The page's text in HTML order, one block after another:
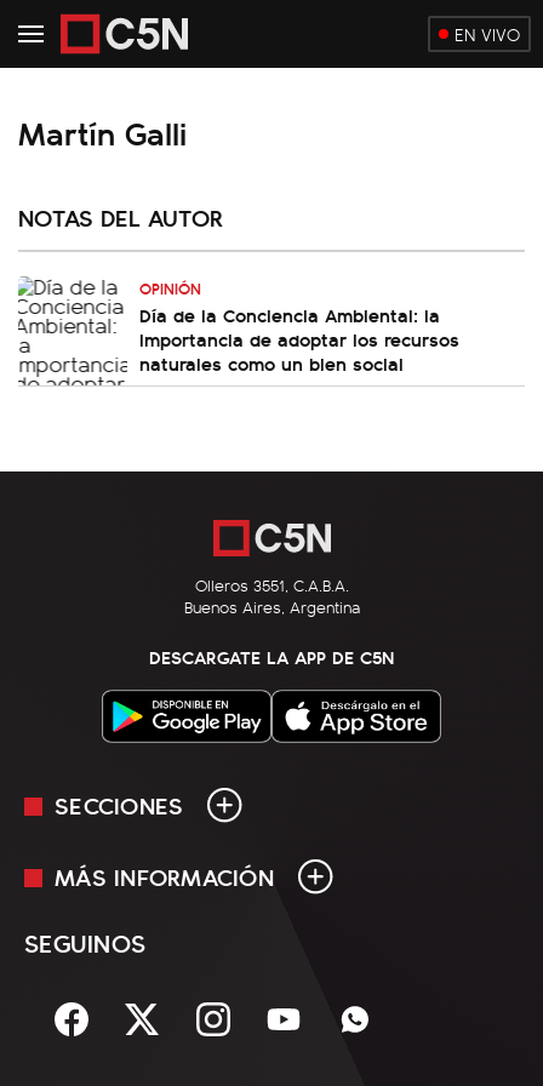
EN VIVO
Martín Galli
NOTAS DEL AUTOR
OPINIÓN
Día de la Conciencia Ambiental: la
importancia de adoptar los recursos
naturales como un bien social
Olleros 3551, C.A.B.A.
Buenos Aires, Argentina
DESCARGATE LA APP DE C5N
SECCIONES
En Vivo
Sociedad
MÁS INFORMACIÓN
Mediakit
Términos y condiciones
SEGUINOS